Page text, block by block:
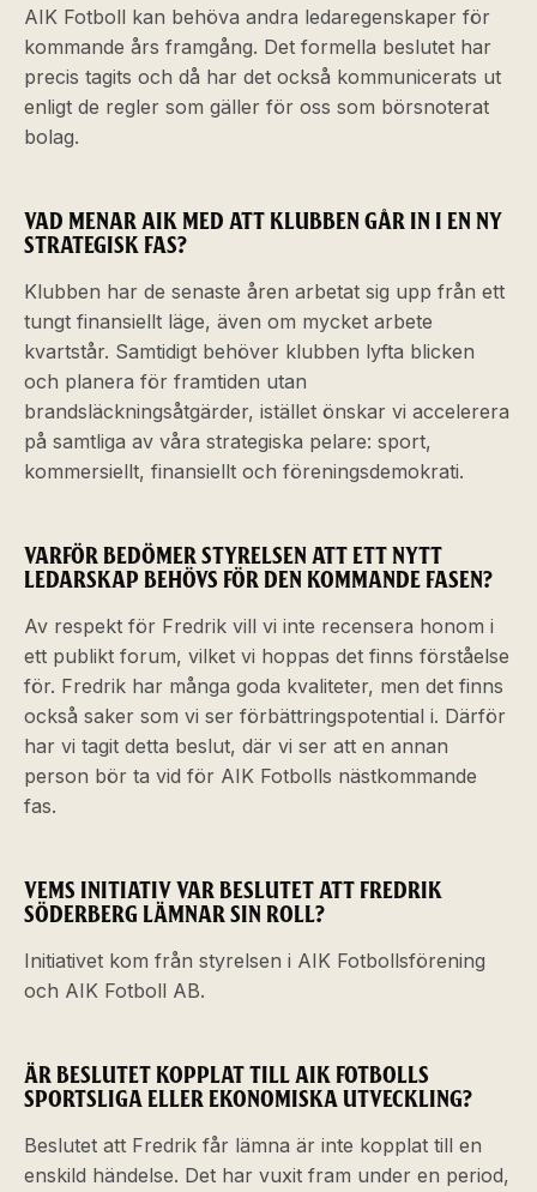
AIK Fotboll kan behöva andra ledaregenskaper för
kommande års framgång. Det formella beslutet har
precis tagits och då har det också kommunicerats ut
enligt de regler som gäller för oss som börsnoterat
bolag.
VAD MENAR AIK MED ATT KLUBBEN GÅR IN I EN NY
STRATEGISK FAS?
Klubben har de senaste åren arbetat sig upp från ett
tungt finansiellt läge, även om mycket arbete
kvartstår. Samtidigt behöver klubben lyfta blicken
och planera för framtiden utan
brandsläckningsåtgärder, istället önskar vi accelerera
på samtliga av våra strategiska pelare: sport,
kommersiellt, finansiellt och föreningsdemokrati.
VARFÖR BEDÖMER STYRELSEN ATT ETT NYTT
LEDARSKAP BEHÖVS FÖR DEN KOMMANDE FASEN?
Av respekt för Fredrik vill vi inte recensera honom i
ett publikt forum, vilket vi hoppas det finns förståelse
för. Fredrik har många goda kvaliteter, men det finns
också saker som vi ser förbättringspotential i. Därför
har vi tagit detta beslut, där vi ser att en annan
person bör ta vid för AIK Fotbolls nästkommande
fas.
VEMS INITIATIV VAR BESLUTET ATT FREDRIK
SÖDERBERG LÄMNAR SIN ROLL?
Initiativet kom från styrelsen i AIK Fotbollsförening
och AIK Fotboll AB.
ÄR BESLUTET KOPPLAT TILL AIK FOTBOLLS
SPORTSLIGA ELLER EKONOMISKA UTVECKLING?
Beslutet att Fredrik får lämna är inte kopplat till en
enskild händelse. Det har vuxit fram under en period,